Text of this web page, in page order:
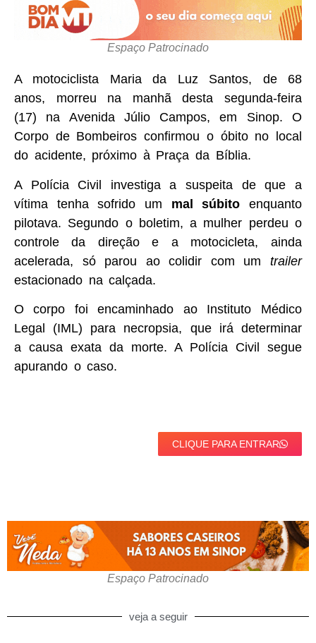
Espaço Patrocinado
A motociclista Maria da Luz Santos, de 68
anos, morreu na manhã desta segunda-feira
(17) na Avenida Júlio Campos, em Sinop. O
Corpo de Bombeiros confirmou o óbito no local
do acidente, próximo à Praça da Bíblia.
A Polícia Civil investiga a suspeita de que a
vítima tenha sofrido um mal súbito enquanto
pilotava. Segundo o boletim, a mulher perdeu o
controle da direção e a motocicleta, ainda
acelerada, só parou ao colidir com um trailer
estacionado na calçada.
O corpo foi encaminhado ao Instituto Médico
Legal (IML) para necropsia, que irá determinar
a causa exata da morte. A Polícia Civil segue
apurando o caso.
CLIQUE PARA ENTRAR
Espaço Patrocinado
veja a seguir